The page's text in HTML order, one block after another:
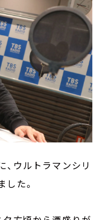
ウルトラマンシリ
た。